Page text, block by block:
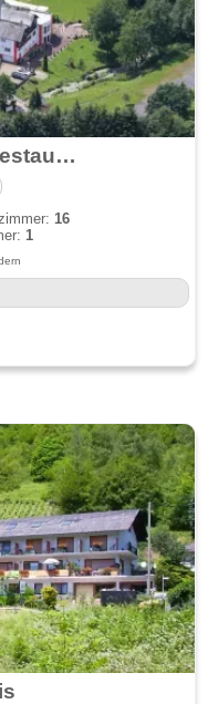
Studentenmühle Hotel-Restaurant
16
1